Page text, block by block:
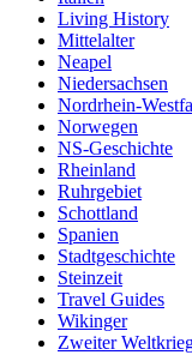
Living History
Mittelalter
Neapel
Niedersachsen
Nordrhein-
Norwegen
NS-Geschichte
Rheinland
Ruhrgebiet
Schottland
Spanien
Stadtgeschichte
Steinzeit
Travel Guides
Wikinger
Zweiter